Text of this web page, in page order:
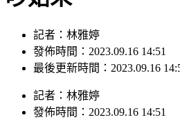
吵始末
記者：林雅婷
發佈時間：2023.09.16 14:51
記者：林雅婷